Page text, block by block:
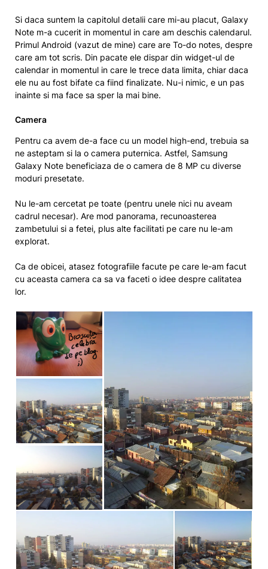
Si daca suntem la capitolul detalii care mi-au placut, Galaxy
Note m-a cucerit in momentul in care am deschis calendarul.
Primul Android (vazut de mine) care are To-do notes, despre
care am tot scris. Din pacate ele dispar din widget-ul de
calendar in momentul in care le trece data limita, chiar daca
ele nu au fost bifate ca fiind finalizate. Nu-i nimic, e un pas
inainte si ma face sa sper la mai bine.
Camera
Pentru ca avem de-a face cu un model high-end, trebuia sa
ne asteptam si la o camera puternica. Astfel, Samsung
Galaxy Note beneficiaza de o camera de 8 MP cu diverse
moduri presetate.
Nu le-am cercetat pe toate (pentru unele nici nu aveam
cadrul necesar). Are mod panorama, recunoasterea
zambetului si a fetei, plus alte facilitati pe care nu le-am
explorat.
Ca de obicei, atasez fotografiile facute pe care le-am facut
cu aceasta camera ca sa va faceti o idee despre calitatea
lor.